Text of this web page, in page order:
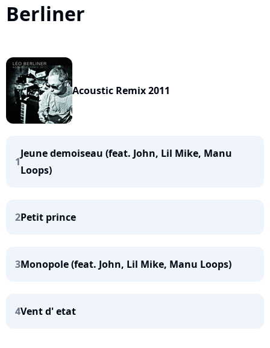
Berliner
Acoustic Remix 2011
1
Jeune demoiseau (feat. John, Lil Mike, Manu
Loops)
2Petit prince
3Monopole (feat. John, Lil Mike, Manu Loops)
4Vent d' etat